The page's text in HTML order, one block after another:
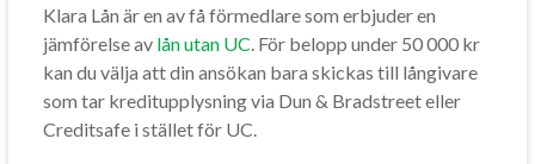
Klara Lån är en av få förmedlare som erbjuder en
jämförelse av lån utan UC. För belopp under 50 000 kr
kan du välja att din ansökan bara skickas till långivare
som tar kreditupplysning via Dun & Bradstreet eller
Creditsafe i stället för UC.